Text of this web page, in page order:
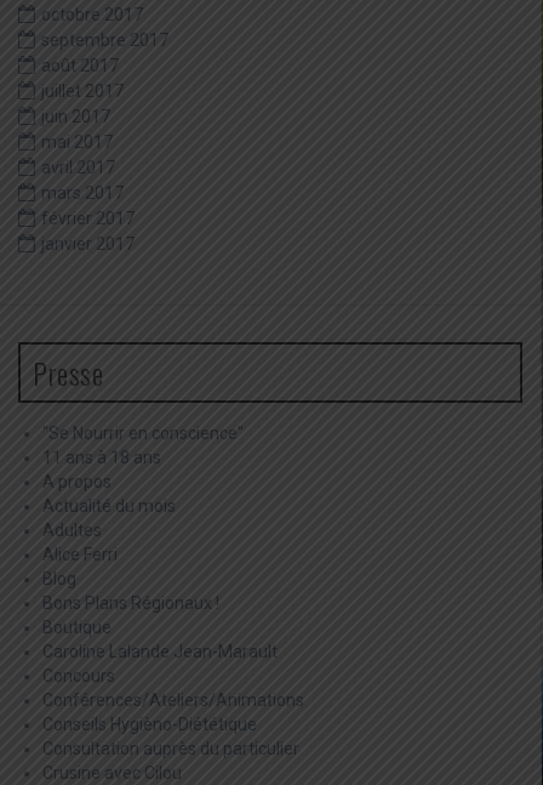
octobre 2017
septembre 2017
août 2017
juillet 2017
juin 2017
mai 2017
avril 2017
mars 2017
février 2017
janvier 2017
Presse
"Se Nourrir en conscience"
11 ans à 18 ans
A propos
Actualité du mois
Adultes
Alice Ferri
Blog
Bons Plans Régionaux !
Boutique
Caroline Lalande Jean-Marault
Concours
Conférences/Ateliers/Animations
Conseils Hygièno-Diététique
Consultation auprès du particulier
Crusine avec Cilou